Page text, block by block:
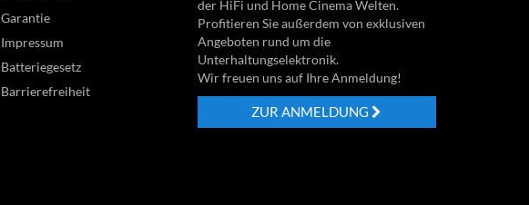
Garantie
Impressum
Batteriegesetz
Barrierefreiheit
der HiFi und Home Cinema Welten.
Profitieren Sie außerdem von exklusiven
Angeboten rund um die
Unterhaltungselektronik.
Wir freuen uns auf Ihre Anmeldung!
ZUR ANMELDUNG